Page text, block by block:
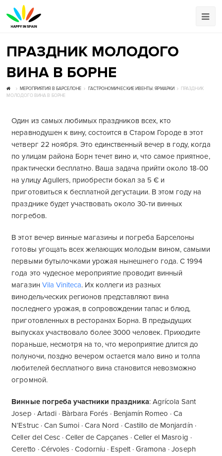
ПРАЗДНИК МОЛОДОГО
ВИНА В БОРНЕ
МЕРОПРИЯТИЯ В БАРСЕЛОНЕ ГАСТРОНОМИЧЕСКИЕ ИВЕНТЫ ,ЯРМАРКИ
ПРАЗДНИК
МОЛОДОГО ВИНА В БОРНЕ
Один из самых любимых праздников всех, кто
неравнодушен к вину, состоится в Старом Городе в этот
четверг 22 ноября. Это единственный вечер в году, когда
по улицам района Борн течет вино и, что самое приятное,
практически бесплатно. Ваша задача прийти около 18-00
на улицу Agullers, приобрести бокал за 5 € и
приготовиться к бесплатной дегустации. В этом году на
празднике будет участвовать около 30-ти винных
погребов.
В этот вечер винные магазины и погреба Барселоны
готовы угощать всех желающих молодым вином, самыми
первыми бутылочками урожая нынешнего года. С 1994
года это чудесное мероприятие проводит винный
магазин Vila Viniteca. Их коллеги из разных
винодельческих регионов представляют вина
последнего урожая, в сопровождении тапас и блюд,
приготовленных в ресторанах Борна. В предыдущих
выпусках участвовало более 3000 человек. Приходите
пораньше, несмотря на то, что мероприятие длится до
полуночи, поздно вечером остается мало вино и толпа
любителей бесплатного вина становится невозможно
огромной.
Винные погреба участники праздника: Agrícola Sant
Josep · Artadi · Bàrbara Forés · Benjamín Romeo · Ca
N’Estruc · Can Sumoi · Cara Nord · Castillo de Monjardín ·
Celler del Cesc · Celler de Capçanes · Celler el Masroig ·
Ceretto · Cérvoles · Codorníu · Espelt · Gramona · Joseph